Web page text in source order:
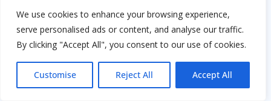
We use cookies to enhance your browsing experience,
serve personalised ads or content, and analyse our traffic.
By clicking "Accept All", you consent to our use of cookies.
Customise Reject All Accept All